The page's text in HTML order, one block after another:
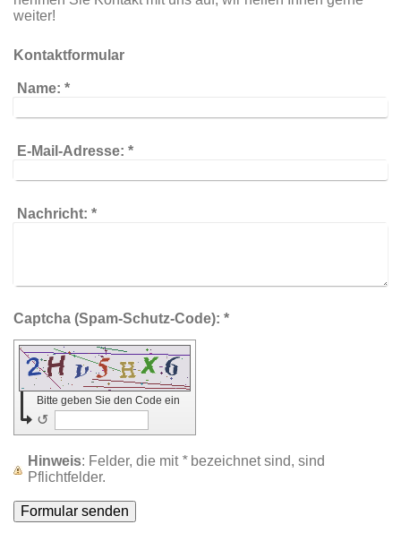
weiter!
Kontaktformular
Name: *
E-Mail-Adresse: *
Nachricht: *
Captcha (Spam-Schutz-Code): *
Bitte geben Sie den Code ein
↺
Hinweis : Felder, die mit *bezeichnet sind, sind
Pflichtfelder.